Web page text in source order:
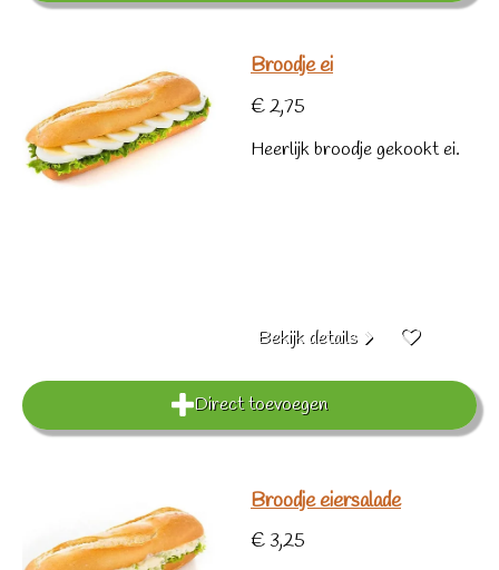
Broodje ei
€ 2,75
Heerlijk broodje gekookt ei.
Bekijk details
Direct toevoegen
Broodje eiersalade
€ 3,25